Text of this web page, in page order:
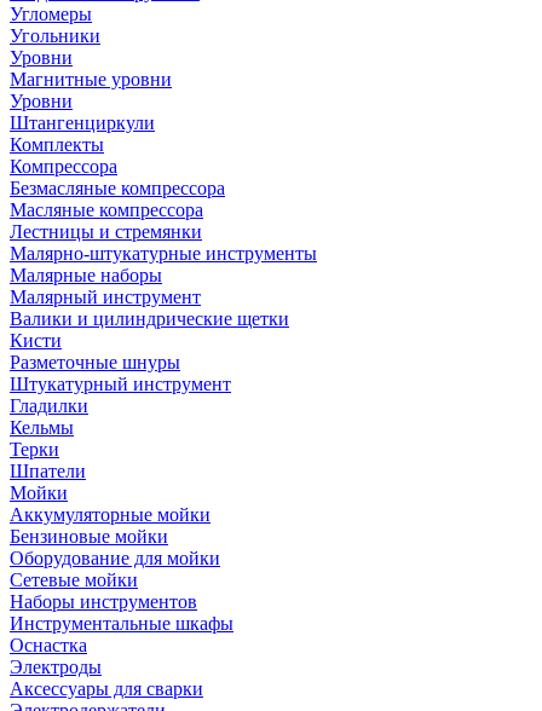
Угломеры
Угольники
Уровни
Магнитные уровни
Уровни
Штангенциркули
Комплекты
Компрессора
Безмасляные компрессора
Масляные компрессора
Лестницы и стремянки
Малярно-штукатурные инструменты
Малярные наборы
Малярный инструмент
Валики и цилиндрические щетки
Кисти
Разметочные шнуры
Штукатурный инструмент
Гладилки
Кельмы
Терки
Шпатели
Мойки
Аккумуляторные мойки
Бензиновые мойки
Оборудование для мойки
Сетевые мойки
Наборы инструментов
Инструментальные шкафы
Оснастка
Электроды
Аксессуары для сварки